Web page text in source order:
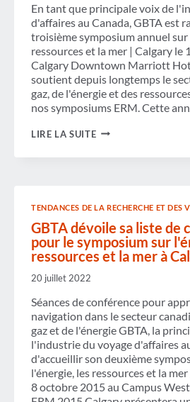
En tant que principale voix de
d'affaires au Canada, GBTA est
troisième symposium annuel sur
ressources et la mer | Calgary le
Calgary Downtown Marriott
soutient depuis longtemps le
gaz, de l'énergie et des
nos symposiums ERM. Cette
LIRE LA SUITELES
ERM
DE
GBTA
À
CALGARY
TENDANCES DE LA RECHERCHE ET DES
GBTA dévoile sa liste de
pour le symposium sur
ressources et la mer à
20 juillet 2022
Séances de conférence pour
navigation dans le secteur
gaz et de l'énergie GBTA, la
l'industrie du voyage d'affaires
d'accueillir son deuxième
l'énergie, les ressources et la
8 octobre 2015 au Campus